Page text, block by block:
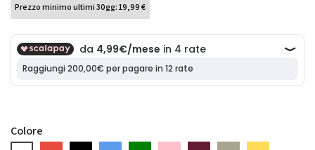
Prezzo minimo ultimi 30gg: 19,99 €
Colore